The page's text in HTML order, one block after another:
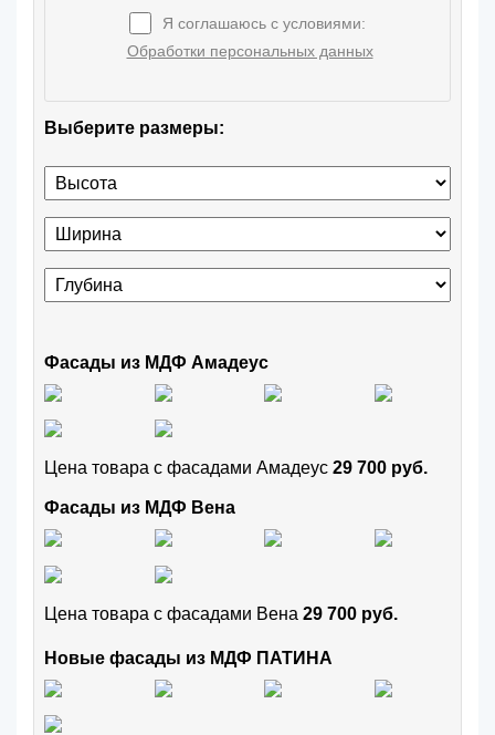
Я соглашаюсь с условиями:
Обработки персональных данных
Выберите размеры:
Фасады из МДФ Амадеус
Цена товара с фасадами Амадеус 29 700 руб.
Фасады из МДФ Вена
Цена товара с фасадами Вена 29 700 руб.
Новые фасады из МДФ ПАТИНА